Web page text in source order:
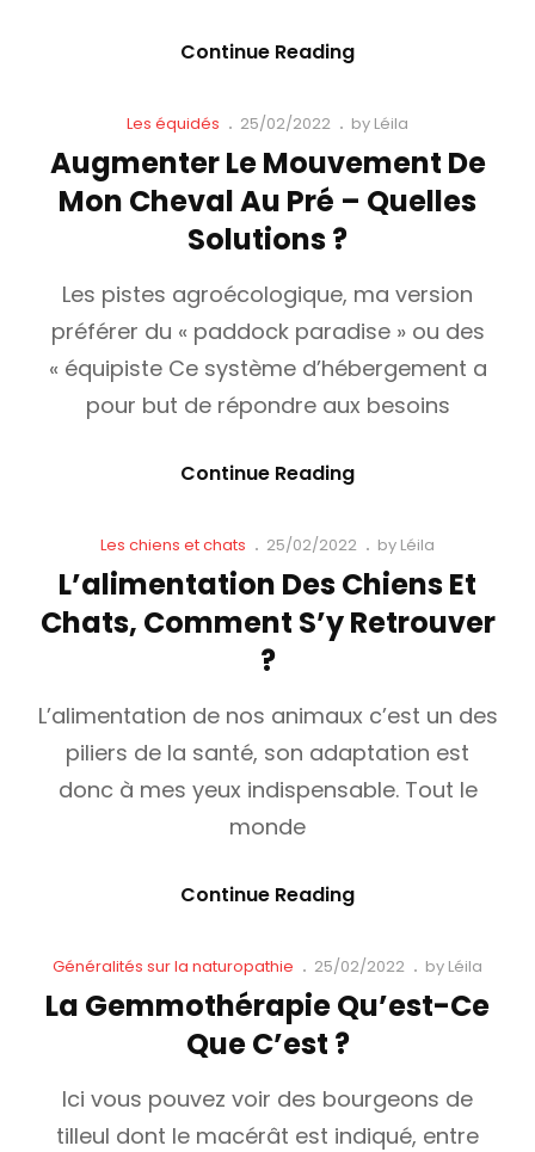
Continue ReadingLes
Alimentaires
De
Nos
Chevaux
Cat
Les équidés
Posted
25/02/2022 by Léila
Augmenter Le Mouvement De
Mon Cheval Au Pré – Quelles
Solutions ?
Les pistes agroécologique, ma version
préférer du « paddock paradise » ou des
« équipiste Ce système d’hébergement a
pour but de répondre aux besoins
Continue ReadingAugmenter
Mouvement
De
Mon
Cheval
Pré
Quelles
Solutions
Cat
Links
Les chiens et chats
Posted
25/02/2022 by Léila
L’alimentation Des Chiens Et
Chats, Comment S’y Retrouver
?
L’alimentation de nos animaux c’est un des
piliers de la santé, son adaptation est
donc à mes yeux indispensable. Tout le
monde
Continue ReadingL’alimentation
Chiens
Et
Chats,
S’y
Retrouver
Cat
Généralités sur la naturopathie
Posted
25/02/2022 by Léila
La Gemmothérapie Qu’est-Ce
Que C’est ?
Ici vous pouvez voir des bourgeons de
tilleul dont le macérât est indiqué, entre